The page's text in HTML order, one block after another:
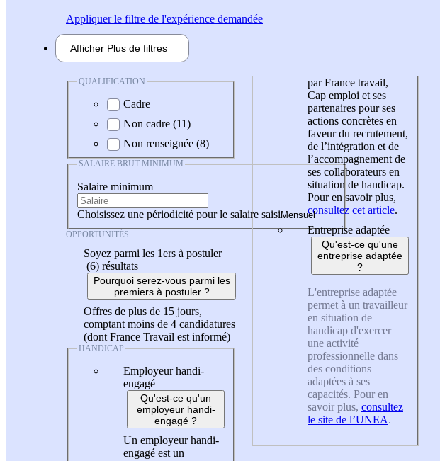
Appliquerle filtre de l'expérience demandée
Afficher Plus de filtres
QUALIFICATION
Cadre
Non cadre (11)
Non renseignée (8)
SALAIRE BRUT MINIMUM
Salaire minimum
Choisissez une périodicité pour le salaire saisi
OPPORTUNITÉS
Soyez parmi les 1ers à postuler
(6) résultats
Pourquoi serez-vous parmi les
premiers à postuler ?
Offres de plus de 15 jours,
comptant moins de 4 candidatures
(dont France Travail est informé)
HANDICAP
Employeur handi-
engagé
Qu'est-ce qu'un
employeur handi-
engagé ?
Un employeur handi-
engagé est un
par France travail,
Cap emploi et ses
partenaires pour ses
actions concrètes en
faveur du recrutement,
de l’intégration et de
l’accompagnement de
ses collaborateurs en
situation de handicap.
Pour en savoir plus,
consultez cet article.
Entreprise adaptée
Qu'est-ce qu'une
entreprise adaptée
?
L'entreprise adaptée
permet à un travailleur
en situation de
handicap d'exercer
une activité
professionnelle dans
des conditions
adaptées à ses
capacités. Pour en
savoir plus, consultez
le site de l’UNEA.